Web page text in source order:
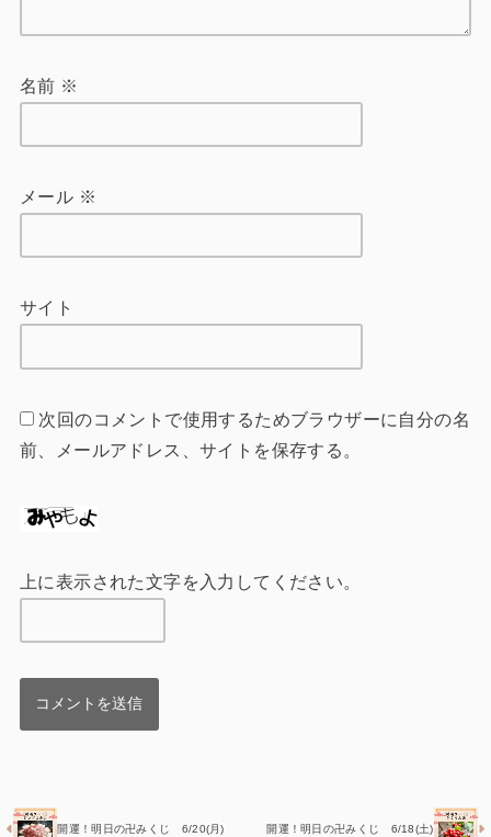
名前 ※
メール ※
サイト
次回のコメントで使用するためブラウザーに自分の名
前、メールアドレス、サイトを保存する。
上に表示された文字を入力してください。
開運！明日の卍みくじ 6/20(月) 開運！明日の卍みくじ 6/18(土)